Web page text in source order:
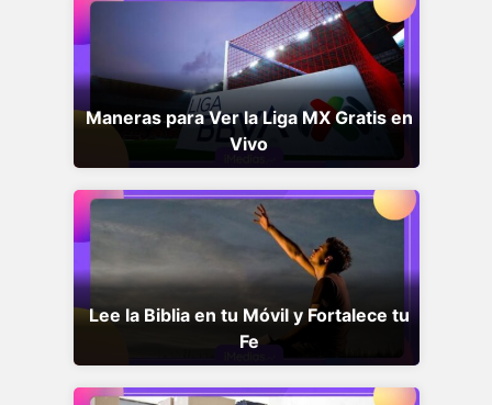
Maneras para Ver la Liga MX Gratis en
Vivo
Lee la Biblia en tu Móvil y Fortalece tu
Fe